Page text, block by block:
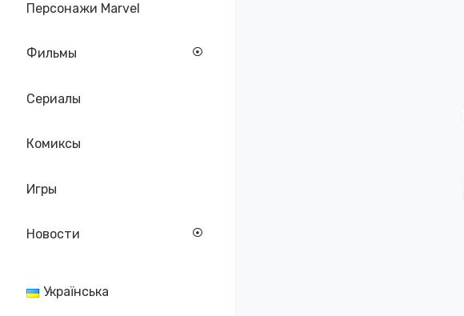
Персонажи Marvel
Фильмы
Сериалы
Комиксы
Игры
Новости
Українська